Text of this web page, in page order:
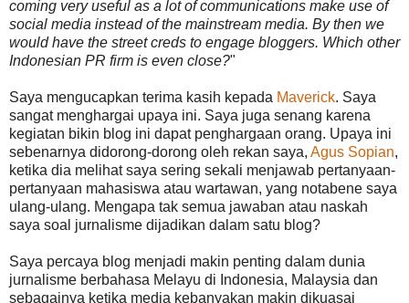
coming very useful as a lot of communications make use of
social media instead of the mainstream media. By then we
would have the street creds to engage bloggers. Which other
Indonesian PR firm is even close?"
Saya mengucapkan terima kasih kepada Maverick. Saya
sangat menghargai upaya ini. Saya juga senang karena
kegiatan bikin blog ini dapat penghargaan orang. Upaya ini
sebenarnya didorong-dorong oleh rekan saya, Agus Sopian,
ketika dia melihat saya sering sekali menjawab pertanyaan-
pertanyaan mahasiswa atau wartawan, yang notabene saya
ulang-ulang. Mengapa tak semua jawaban atau naskah
saya soal jurnalisme dijadikan dalam satu blog?
Saya percaya blog menjadi makin penting dalam dunia
jurnalisme berbahasa Melayu di Indonesia, Malaysia dan
sebagainya ketika media kebanyakan makin dikuasai